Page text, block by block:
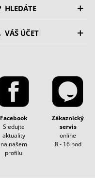
HLEDÁTE
VÁŠ ÚČET
Facebook
Sledujte
aktuality
na našem
profilu
Zákaznický
servis
online
8 - 16 hod